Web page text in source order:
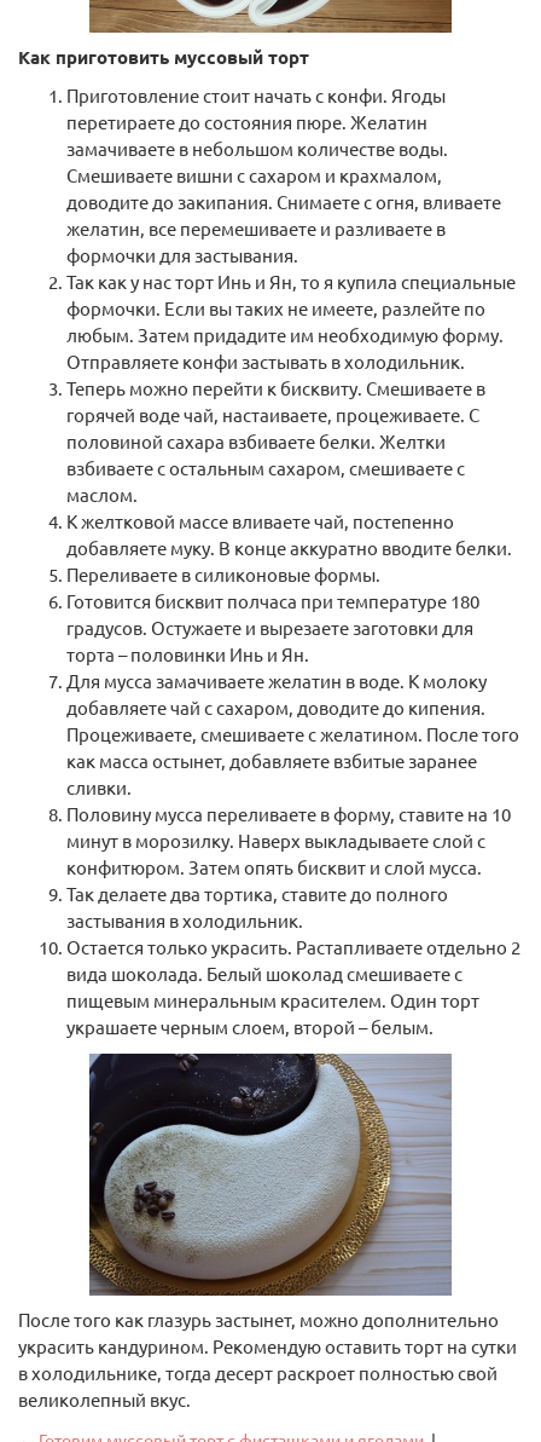
Молд силиконовый С Днем Рождения
Длина: 4,2 см Ширина:9 см Высота: 1,5 см Длина: 5,5
Ширина: 10,5 см
Материал:
Пищевой силикон
144 руб.
В корзину
Как приготовить муссовый торт
Приготовление стоит начать с конфи. Ягоды
перетираете до состояния пюре. Желатин
замачиваете в небольшом количестве воды.
Смешиваете вишни с сахаром и крахмалом,
доводите до закипания. Снимаете с огня, вливаете
желатин, все перемешиваете и разливаете в
формочки для застывания.
Так как у нас торт Инь и Ян, то я купила специальные
формочки. Если вы таких не имеете, разлейте по
любым. Затем придадите им необходимую форму.
Отправляете конфи застывать в холодильник.
Теперь можно перейти к бисквиту. Смешиваете в
горячей воде чай, настаиваете, процеживаете. С
половиной сахара взбиваете белки. Желтки
взбиваете с остальным сахаром, смешиваете с
маслом.
К желтковой массе вливаете чай, постепенно
добавляете муку. В конце аккуратно вводите белки.
Переливаете в силиконовые формы.
Готовится бисквит полчаса при температуре 180
градусов. Остужаете и вырезаете заготовки для
торта – половинки Инь и Ян.
Для мусса замачиваете желатин в воде. К молоку
добавляете чай с сахаром, доводите до кипения.
Процеживаете, смешиваете с желатином. После того
как масса остынет, добавляете взбитые заранее
сливки.
Половину мусса переливаете в форму, ставите на 10
минут в морозилку. Наверх выкладываете слой с
конфитюром. Затем опять бисквит и слой мусса.
Так делаете два тортика, ставите до полного
застывания в холодильник.
Остается только украсить. Растапливаете отдельно 2
вида шоколада. Белый шоколад смешиваете с
пищевым минеральным красителем. Один торт
украшаете черным слоем, второй – белым.
После того как глазурь застынет, можно дополнительно
украсить кандурином. Рекомендую оставить торт на сутки
в холодильнике, тогда десерт раскроет полностью свой
великолепный вкус.